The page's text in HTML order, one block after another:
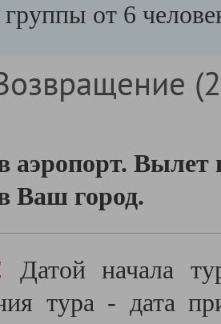
от 6
аэропорт.
Ваш город.
Датой начала
тура - дата